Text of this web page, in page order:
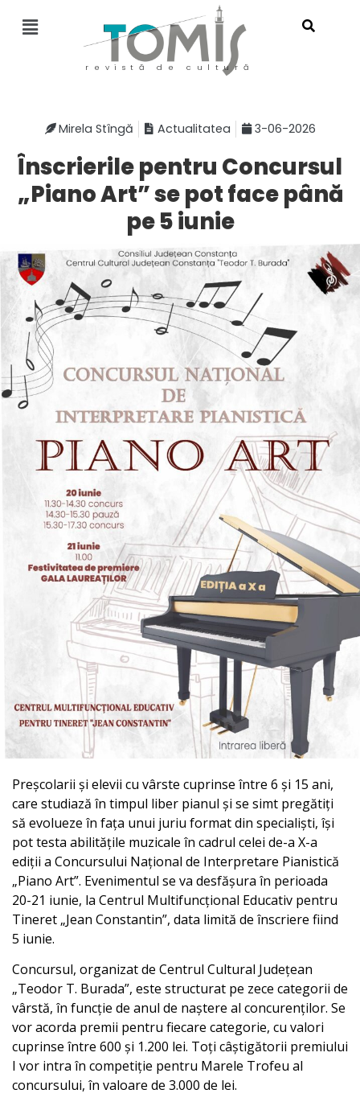
revistă de cultură
Mirela Stîngă Actualitatea 3-06-2026
Înscrierile pentru Concursul
„Piano Art” se pot face până
pe 5 iunie
Preșcolarii și elevii cu vârste cuprinse între 6 și 15 ani,
care studiază în timpul liber pianul și se simt pregătiți
să evolueze în fața unui juriu format din specialiști, își
pot testa abilitățile muzicale în cadrul celei de-a X-a
ediții a Concursului Național de Interpretare Pianistică
„Piano Art”. Evenimentul se va desfășura în perioada
20-21 iunie, la Centrul Multifuncțional Educativ pentru
Tineret „Jean Constantin”, data limită de înscriere fiind
5 iunie.
Concursul, organizat de Centrul Cultural Județean
„Teodor T. Burada”, este structurat pe zece categorii de
vârstă, în funcție de anul de naștere al concurenților. Se
vor acorda premii pentru fiecare categorie, cu valori
cuprinse între 600 și 1.200 lei. Toți câștigătorii premiului
I vor intra în competiție pentru Marele Trofeu al
concursului, în valoare de 3.000 de lei.